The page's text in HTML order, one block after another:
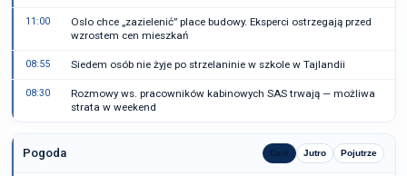
11:00
Oslo chce „zazielenić” place budowy. Eksperci ostrzegają przed
wzrostem cen mieszkań
08:55 Siedem osób nie żyje po strzelaninie w szkole w Tajlandii
08:30
Rozmowy ws. pracowników kabinowych SAS trwają — możliwa
strata w weekend
Pogoda Dziś Jutro Pojutrze